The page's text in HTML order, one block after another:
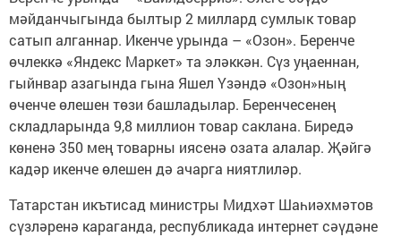
мәйданчыгында былтыр 2 миллард сумлык товар
сатып алганнар. Икенче урында – «Озон». Беренче
өчлеккә «Яндекс Маркет» та эләккән. Сүз уңаеннан,
гыйнвар азагында гына Яшел Үзәндә «Озон»ның
өченче өлешен төзи башладылар. Беренчесенең
складларында 9,8 миллион товар саклана. Биредә
көненә 350 мең товарны иясенә озата алалар. Җәйгә
кадәр икенче өлешен дә ачарга ниятлиләр.
Татарстан икътисад министры Мидхәт Шаһиәхмәтов
сүзләренә караганда, республикада интернет сәүдәне